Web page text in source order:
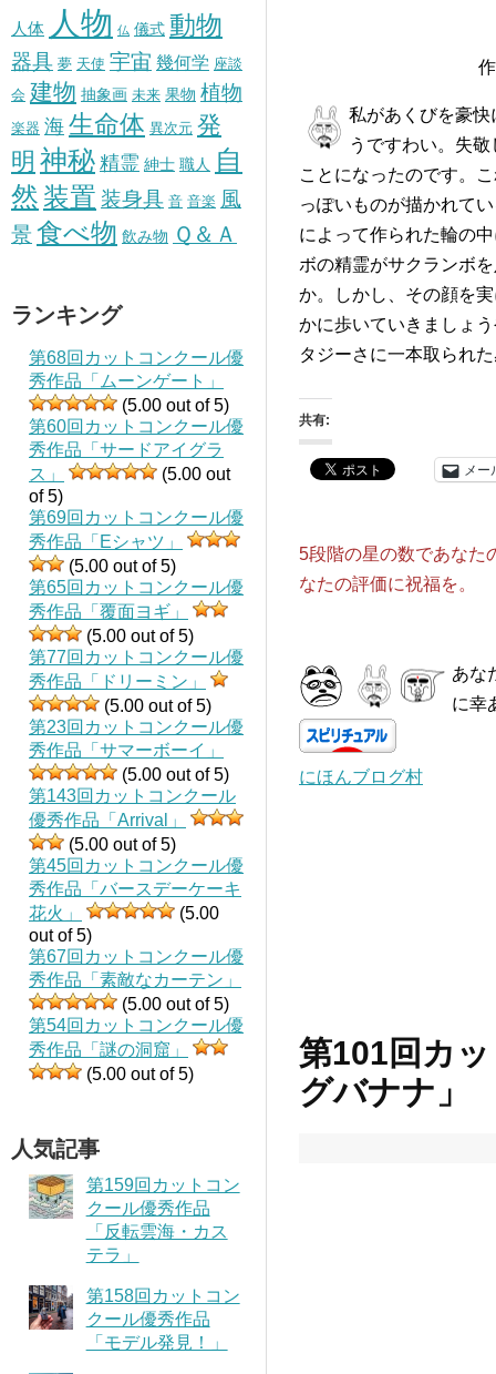
人体 人物 仏 儀式 動物
器具 夢 天使 宇宙 幾何学 座談
会 建物 抽象画 未来 果物 植物
楽器 海 生命体 異次元 発
明 神秘精霊 紳士 職人
自
然 装置 装身具 音 音楽 風
景 食べ物 飲み物 Ｑ＆Ａ
ランキング
第68回カットコンクール優
秀作品「ムーンゲート」
(5.00 out of 5)
第60回カットコンクール優
秀作品「サードアイグラ
ス」
(5.00 out
of 5)
第69回カットコンクール優
秀作品「Eシャツ」
(5.00 out of 5)
第65回カットコンクール優
秀作品「覆面ヨギ」
(5.00 out of 5)
第77回カットコンクール優
秀作品「ドリーミン」
(5.00 out of 5)
第23回カットコンクール優
秀作品「サマーボーイ」
(5.00 out of 5)
第143回カットコンクール
優秀作品「Arrival」
(5.00 out of 5)
第45回カットコンクール優
秀作品「バースデーケーキ
花火」
(5.00
out of 5)
第67回カットコンクール優
秀作品「素敵なカーテン」
(5.00 out of 5)
第54回カットコンクール優
秀作品「謎の洞窟」
(5.00 out of 5)
人気記事
第159回カットコン
クール優秀作品
「反転雲海・カス
テラ」
第158回カットコン
クール優秀作品
「モデル発見！」
私があくびを豪
うですわい。失
ことになったのです。
っぽいものが描かれて
によって作られた輪の
ボの精霊がサクランボ
か。しかし、その顔を
かに歩いていきましょ
タジーさに一本取られ
共有:
メー
5段階の星の数であなた
なたの評価に祝福を。
あな
に幸
にほんブログ村
第101回カ
グバナナ」